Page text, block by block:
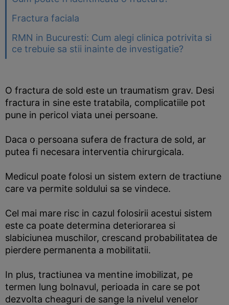
Fractura faciala
RMN in Bucuresti: Cum alegi clinica potrivita si
ce trebuie sa stii inainte de investigatie?
O fractura de sold este un traumatism grav. Desi
fractura in sine este tratabila, complicatiile pot
pune in pericol viata unei persoane.
Daca o persoana sufera de fractura de sold, ar
putea fi necesara interventia chirurgicala.
Medicul poate folosi un sistem extern de tractiune
care va permite soldului sa se vindece.
Cel mai mare risc in cazul folosirii acestui sistem
este ca poate determina deteriorarea si
slabiciunea muschilor, crescand probabilitatea de
pierdere permanenta a mobilitatii.
In plus, tractiunea va mentine imobilizat, pe
termen lung bolnavul, perioada in care se pot
dezvolta cheaguri de sange la nivelul venelor